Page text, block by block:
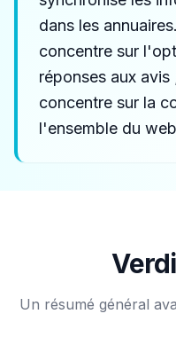
dans les
concentre sur
réponses aux
concentre sur la
l'ensemble du
Un résumé général